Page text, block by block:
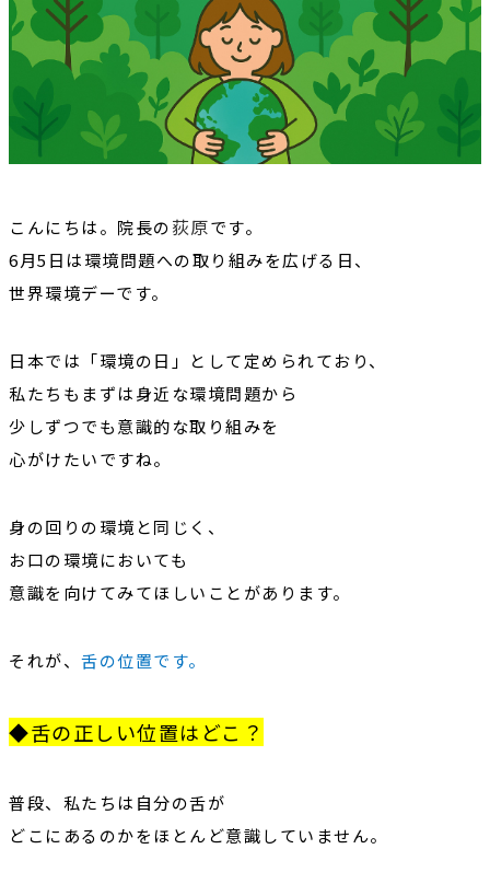
こんにちは。院長の荻原です。
6月5日は環境問題への取り組みを広げる日、
世界環境デーです。
日本では「環境の日」として定められており、
私たちもまずは身近な環境問題から
少しずつでも意識的な取り組みを
心がけたいですね。
身の回りの環境と同じく、
お口の環境においても
意識を向けてみてほしいことがあります。
それが、 舌の位置です。
◆舌の正しい位置はどこ？
普段、私たちは自分の舌が
どこにあるのかをほとんど意識していません。